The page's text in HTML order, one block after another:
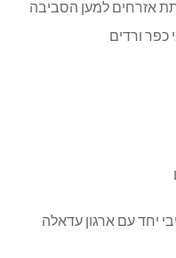
אזרחים למען הסביבה
כפר ורדים
יחד עם ארגון עדאלה